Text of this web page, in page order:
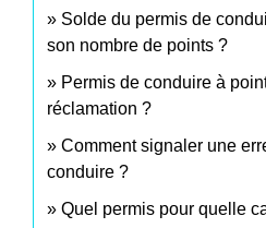
Solde du permis de
son nombre de points ?
Permis de conduire à
réclamation ?
Comment signaler une
conduire ?
Quel permis pour quelle